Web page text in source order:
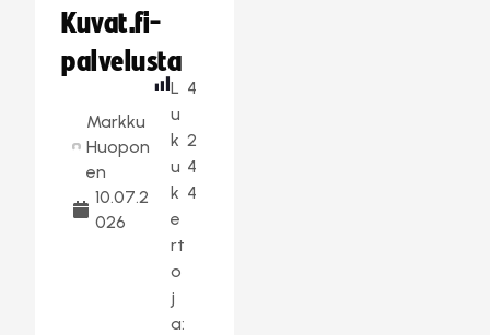
Kuvat.fi-
palvelusta
Markku
Huopon
en
10.07.2
026
L
u
k
u
k
e
rt
o
j
a:
4
2
4
4